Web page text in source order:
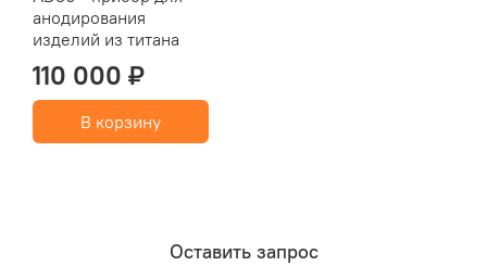
анодирования
изделий из титана
110 000 ₽
В корзину
Оставить запрос